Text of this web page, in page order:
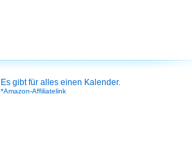
Es gibt für alles einen Kalender.
*Amazon-Affiliatelink